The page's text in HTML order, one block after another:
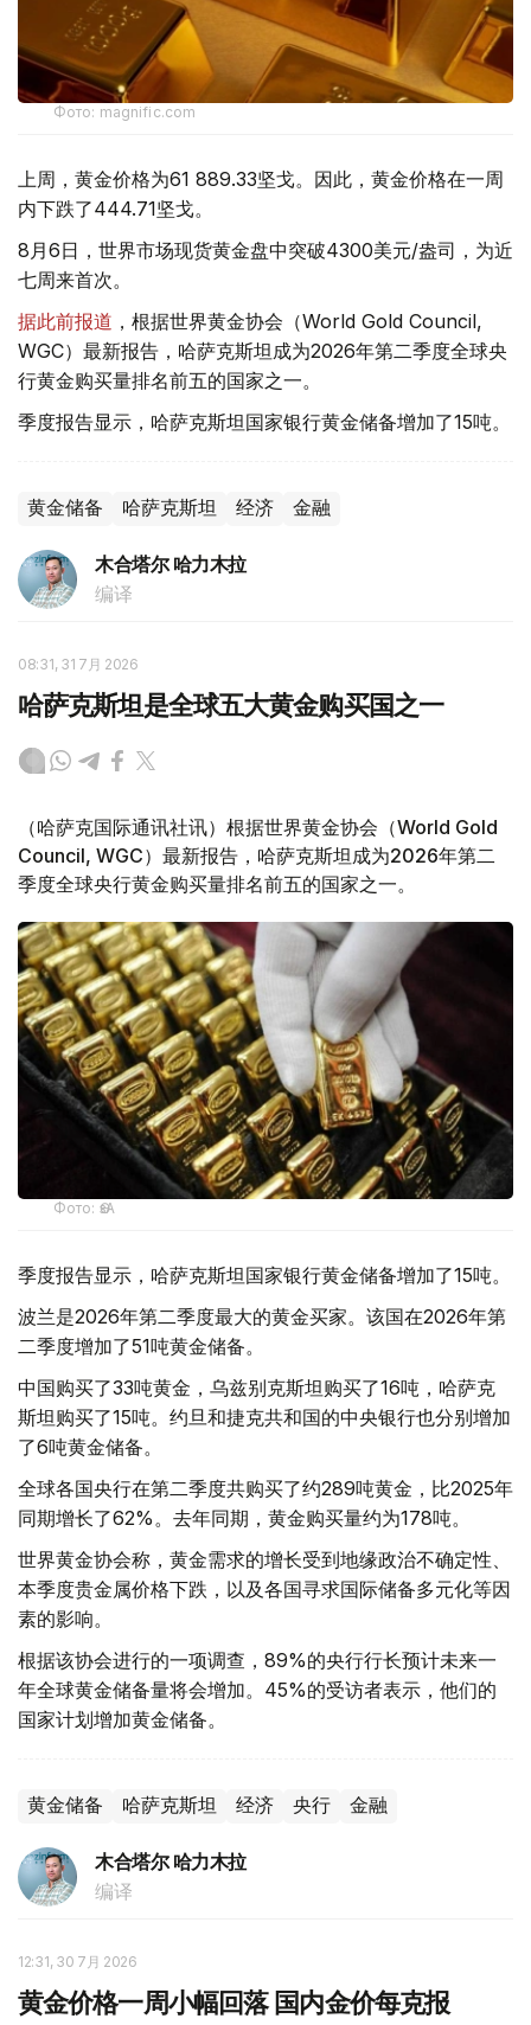
Фото: magnific.com
上周，黄金价格为61 889.33坚戈。因此，黄金价格在一周
内下跌了444.71坚戈。
8月6日，世界市场现货黄金盘中突破4300美元/盎司，为近
七周来首次。
据此前报道 ，根据世界黄金协会（World Gold Council,
WGC）最新报告，哈萨克斯坦成为2026年第二季度全球央
行黄金购买量排名前五的国家之一。
季度报告显示，哈萨克斯坦国家银行黄金储备增加了15吨。
黄金储备 哈萨克斯坦 经济 金融
木合塔尔 哈力木拉
编译
08:31, 31 7月 2026
哈萨克斯坦是全球五大黄金购买国之一
（哈萨克国际通讯社讯）根据世界黄金协会（World Gold
Council, WGC）最新报告，哈萨克斯坦成为2026年第二
季度全球央行黄金购买量排名前五的国家之一。
Фото: ӨзА
季度报告显示，哈萨克斯坦国家银行黄金储备增加了15吨。
波兰是2026年第二季度最大的黄金买家。该国在2026年第
二季度增加了51吨黄金储备。
中国购买了33吨黄金，乌兹别克斯坦购买了16吨，哈萨克
斯坦购买了15吨。约旦和捷克共和国的中央银行也分别增加
了6吨黄金储备。
全球各国央行在第二季度共购买了约289吨黄金，比2025年
同期增长了62%。去年同期，黄金购买量约为178吨。
世界黄金协会称，黄金需求的增长受到地缘政治不确定性、
本季度贵金属价格下跌，以及各国寻求国际储备多元化等因
素的影响。
根据该协会进行的一项调查，89%的央行行长预计未来一
年全球黄金储备量将会增加。45%的受访者表示，他们的
国家计划增加黄金储备。
黄金储备 哈萨克斯坦 经济 央行 金融
木合塔尔 哈力木拉
编译
12:31, 30 7月 2026
黄金价格一周小幅回落 国内金价每克报